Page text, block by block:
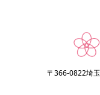
〒366-0822埼